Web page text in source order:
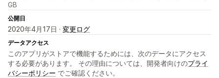
GB
公開日
2020年4月17日 · 変更ログ
データアクセス
このアプリがストアで機能するためには、次のデータにアクセス
する必要があります。 その理由については、開発者向けのプライ
バシーポリシー でご確認ください。